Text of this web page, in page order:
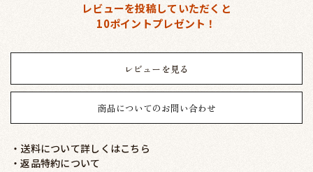
レビューを投稿していただくと
10ポイントプレゼント！
レビューを見る
商品についてのお問い合わせ
・送料について詳しくはこちら
・返品特約について